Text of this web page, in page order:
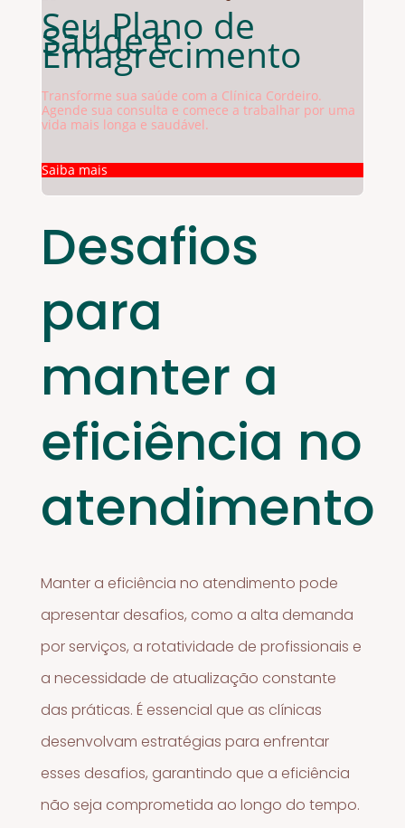
Seu Plano de
Saúde e
Emagrecimento
Transforme sua saúde com a Clínica Cordeiro.
Agende sua consulta e comece a trabalhar por uma
vida mais longa e saudável.
Saiba mais
Desafios
para
manter a
eficiência no
atendimento
Manter a eficiência no atendimento pode
apresentar desafios, como a alta demanda
por serviços, a rotatividade de profissionais e
a necessidade de atualização constante
das práticas. É essencial que as clínicas
desenvolvam estratégias para enfrentar
esses desafios, garantindo que a eficiência
não seja comprometida ao longo do tempo.